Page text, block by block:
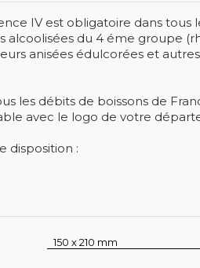
IV est obligatoire dans tous
alcoolisées du 4 éme groupe
anisées édulcorées et
les débits de boissons de
avec le logo de votre
disposition :